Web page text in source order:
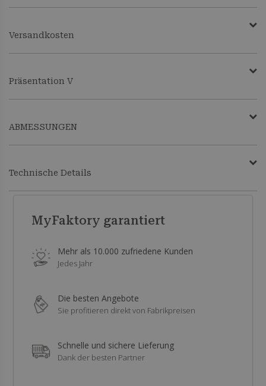
Versandkosten
Präsentation V
ABMESSUNGEN
Technische Details
MyFaktory garantiert
Mehr als 10.000 zufriedene Kunden
Jedes Jahr
Die besten Angebote
Sie profitieren direkt von Fabrikpreisen
Schnelle und sichere Lieferung
Dank der besten Partner